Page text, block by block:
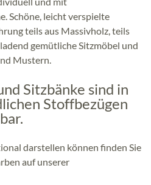
Schöne, leicht verspielte
teils aus Massivholz, teils
gemütliche Sitzmöbel und
Mustern.
Sitzbänke sind in
Stoffbezügen
darstellen können finden Sie
auf unserer